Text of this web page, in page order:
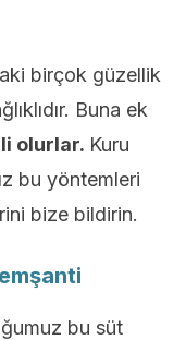
birçok güzellik
Buna ek
olurlar. Kuru
bu yöntemleri
bize bildirin.
bu süt